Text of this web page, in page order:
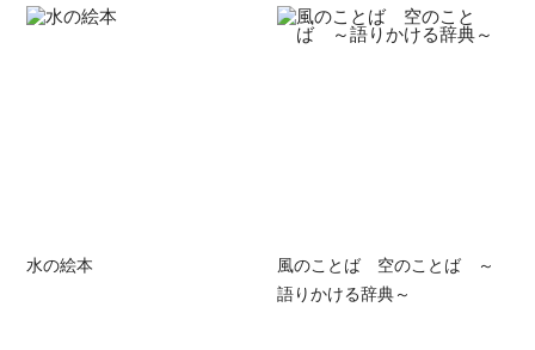
水の絵本
風のことば 空のことば ～
語りかける辞典～